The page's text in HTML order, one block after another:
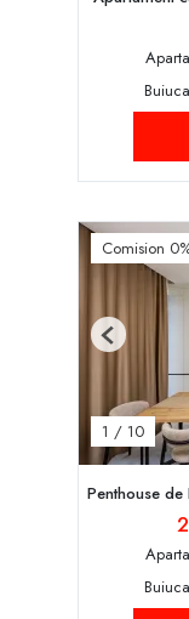
Comision
1 / 10
Previous
Penthouse de